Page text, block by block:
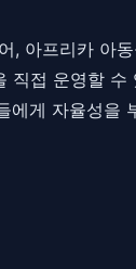
아프리카 아
접 운영할
게 자율성을